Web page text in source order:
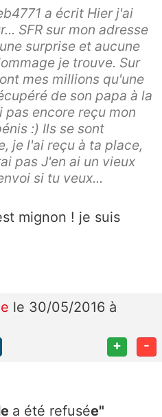
a écrit Hier j'ai
SFR sur mon adresse
surprise et aucune
je trouve. Sur
mes millions qu'une
de son papa à la
pas encore reçu mon
:) Ils se sont
je l'ai reçu à ta place,
pas J'en ai un vieux
si tu veux...
mignon ! je suis
le 30/05/2016 à
+ -
a été refusée"